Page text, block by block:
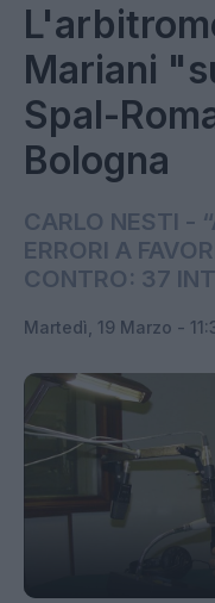
Mariani
Spal-
Bologna
CARLO NESTI -
ERRORI A
CONTRO: 37
Martedì, 19 Marzo -